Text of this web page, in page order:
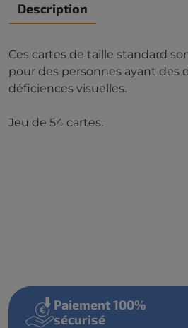
Description
Ces cartes de taille standard
pour des personnes ayant des
déficiences visuelles.
Jeu de 54 cartes.
Paiement 100%
sécurisé